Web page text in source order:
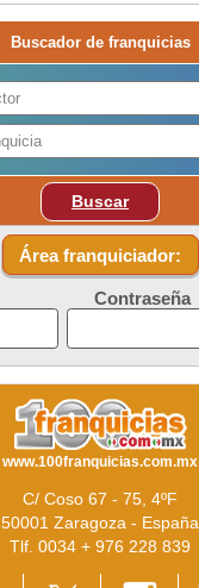
Buscador de franquicias
Buscar
Área franquiciador:
Contraseña
www.100franquicias.com.mx
C/ Coso 67 - 75, 4ºF
50001 Zaragoza - España
Tlf. 0034 + 976 228 839